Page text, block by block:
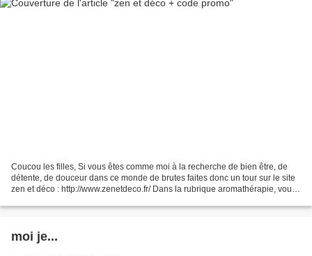
Coucou les filles, Si vous êtes comme moi à la recherche de bien être, de
détente, de douceur dans ce monde de brutes faites donc un tour sur le site
zen et déco : http://www.zenetdeco.fr/ Dans la rubrique aromathérapie, vous
moi je...